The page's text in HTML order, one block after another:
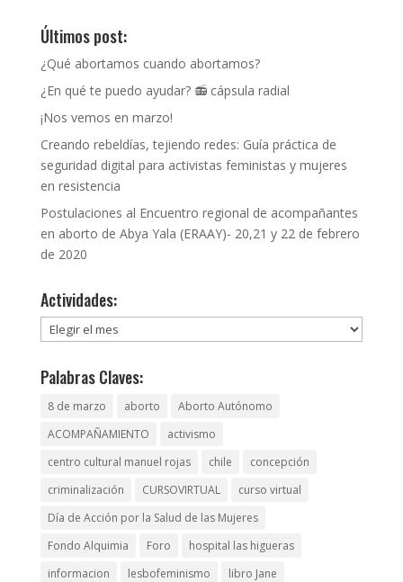
Últimos post:
¿Qué abortamos cuando abortamos?
¿En qué te puedo ayudar? 📻 cápsula radial
¡Nos vemos en marzo!
Creando rebeldías, tejiendo redes: Guía práctica de
seguridad digital para activistas feministas y mujeres
en resistencia
Postulaciones al Encuentro regional de acompañantes
en aborto de Abya Yala (ERAAY)- 20,21 y 22 de febrero
de 2020
Actividades:
Actividades:
Palabras Claves:
8 de marzo aborto
Aborto Autónomo
ACOMPAÑAMIENTO
activismo
centro cultural manuel rojas
chile
concepción
criminalización
CURSOVIRTUAL
curso virtual
Día de Acción por la Salud de las Mujeres
Fondo Alquimia
Foro
hospital las higueras
informacion
lesbofeminismo
libro Jane